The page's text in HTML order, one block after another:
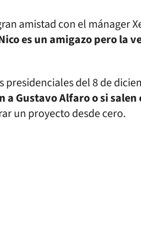
amistad con el mánager
es un amigazo pero la
presidenciales del 8 de
a Gustavo Alfaro o si
un proyecto desde cero.